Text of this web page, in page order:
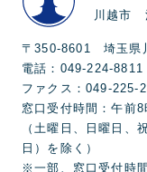
川越市
〒350-8601 埼玉県
電話：049-224-8811
ファクス：049-225-
窓口受付時間：午前
（土曜日、日曜日、
日）を除く）
※一部、窓口受付時